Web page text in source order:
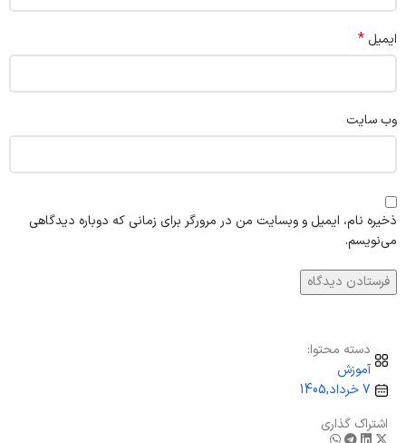
ایمیل *
وب‌ سایت
ذخیره نام، ایمیل و وبسایت من در مرورگر برای زمانی که دوباره دیدگاهی
می‌نویسم.
دسته محتوا:
آموزش
7 خرداد,1405
اشتراک گذاری